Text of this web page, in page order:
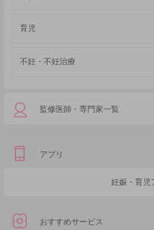
育児
不妊・不妊治療
監修医師・専門家一覧
アプリ
妊娠・育児
おすすめサービス